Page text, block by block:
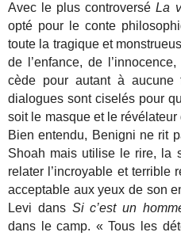
Avec le plus controverséLa
opté pour le conte
toute la tragique et
de l’enfance, de
cède pour autant à
dialogues sont ciselés pour
soit le masque et le
Bien entendu, Benigni ne rit
Shoah mais utilise le rire, la
relater l’incroyable et terrible
acceptable aux yeux de son
Levi dans Si c’est un
dans le camp. « Tous les